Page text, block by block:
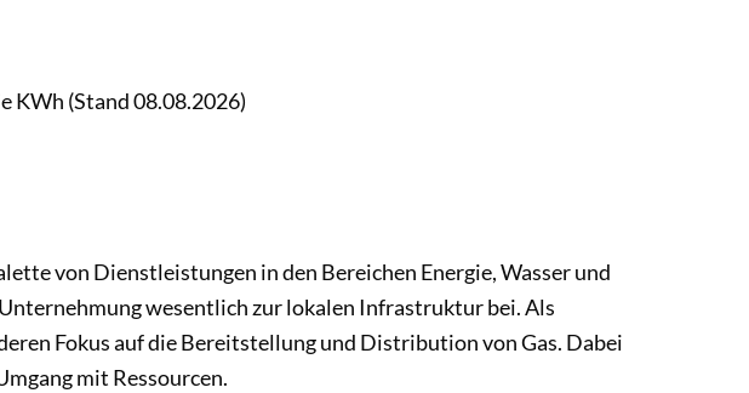
KWh (Stand 08.08.2026)
von Dienstleistungen in den Bereichen Energie, Wasser und
wesentlich zur lokalen Infrastruktur bei. Als
Fokus auf die Bereitstellung und Distribution von Gas. Dabei
mit Ressourcen.